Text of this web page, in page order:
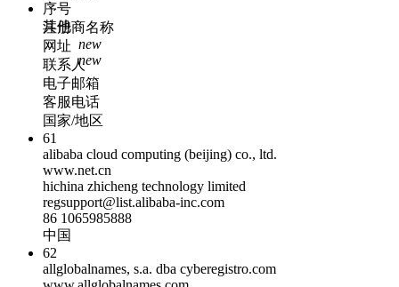
其他
new
new
序号
注册商名称
网址
联系人
电子邮箱
客服电话
国家/地区
61
alibaba cloud computing (beijing) co., ltd.
www.net.cn
hichina zhicheng technology limited
regsupport@list.alibaba-inc.com
86 1065985888
中国
62
allglobalnames, s.a. dba cyberegistro.com